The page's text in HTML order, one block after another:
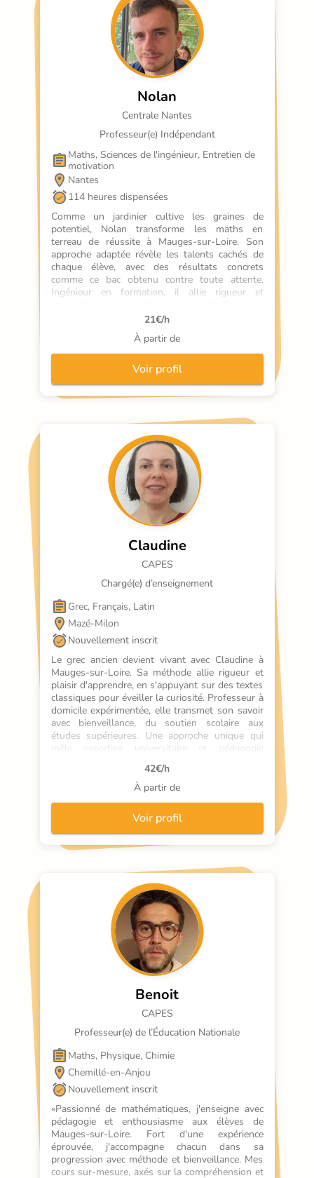
Nolan
Centrale Nantes
Professeur(e) Indépendant
Maths, Sciences de l'ingénieur, Entretien de
motivation
Nantes
114 heures dispensées
Comme un jardinier cultive les graines de
potentiel, Nolan transforme les maths en
terreau de réussite à Mauges-sur-Loire. Son
approche adaptée révèle les talents cachés de
chaque élève, avec des résultats concrets
comme ce bac obtenu contre toute attente.
Ingénieur en formation, il allie rigueur et
débloquent les blocages. Soutien scolaire qui
fait germer la confiance.
21€/h
À partir de
Voir profil
Claudine
CAPES
Chargé(e) d’enseignement
Grec, Français, Latin
Mazé-Milon
Nouvellement inscrit
Le grec ancien devient vivant avec Claudine à
Mauges-sur-Loire. Sa méthode allie rigueur et
plaisir d'apprendre, en s'appuyant sur des textes
classiques pour éveiller la curiosité. Professeur à
domicile expérimentée, elle transmet son savoir
avec bienveillance, du soutien scolaire aux
études supérieures. Une approche unique qui
mêle expertise universitaire et pédagogie
adaptée à chaque niveau. Cours particuliers de
grec où la culture antique prend vie.
42€/h
À partir de
Voir profil
Benoit
CAPES
Professeur(e) de l’Éducation Nationale
Maths, Physique, Chimie
Chemillé-en-Anjou
Nouvellement inscrit
«Passionné de mathématiques, j'enseigne avec
pédagogie et enthousiasme aux élèves de
Mauges-sur-Loire. Fort d'une expérience
éprouvée, j'accompagne chacun dans sa
progression avec méthode et bienveillance. Mes
cours sur-mesure, axés sur la compréhension et